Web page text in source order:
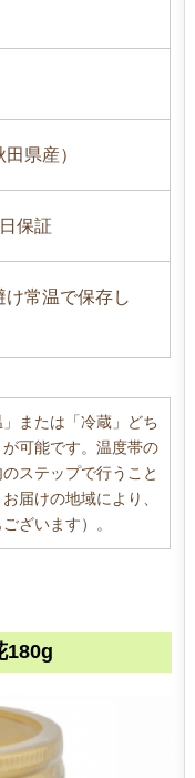
県産）
保証
け常温で保存し
または「冷蔵」どち
可能です。温度帯の
ステップで行うこと
届けの地域により、
ざいます）。